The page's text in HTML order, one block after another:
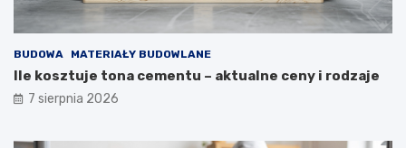
BUDOWA MATERIAŁY BUDOWLANE
Ile kosztuje tona cementu – aktualne ceny i rodzaje
7 sierpnia 2026